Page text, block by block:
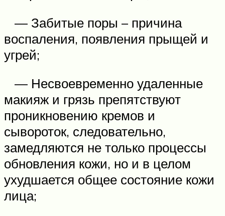
— Забитые поры – причина
воспаления, появления прыщей и
угрей;
— Несвоевременно удаленные
макияж и грязь препятствуют
проникновению кремов и
сывороток, следовательно,
замедляются не только процессы
обновления кожи, но и в целом
ухудшается общее состояние кожи
лица;